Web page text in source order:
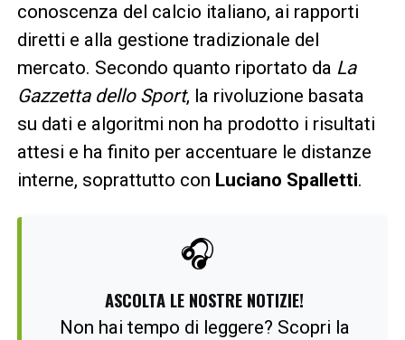
conoscenza del calcio italiano, ai rapporti
diretti e alla gestione tradizionale del
mercato. Secondo quanto riportato da La
Gazzetta dello Sport, la rivoluzione basata
su dati e algoritmi non ha prodotto i risultati
attesi e ha finito per accentuare le distanze
interne, soprattutto con Luciano Spalletti.
🎧
ASCOLTA LE NOSTRE NOTIZIE!
Non hai tempo di leggere? Scopri la